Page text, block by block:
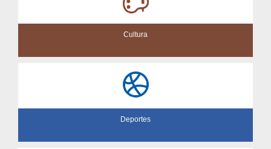
Cultura
Deportes